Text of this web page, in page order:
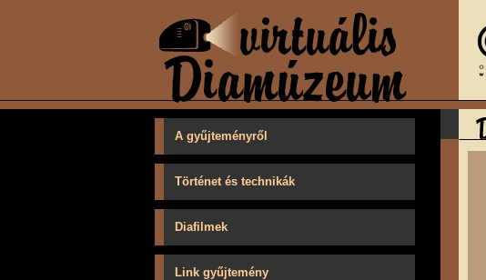
A gyűjteményről
Történet és technikák
Diafilmek
Link gyűjtemény